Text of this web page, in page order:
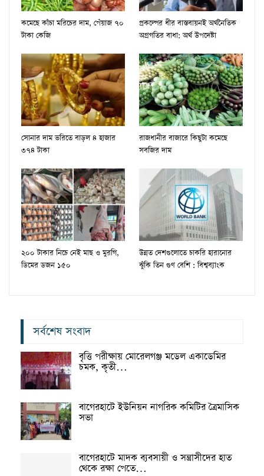
কমেছে কাঁচা মরিচের দাম, পেঁয়াজ ৭০
টাকা কেজি
প্রকল্পের ধীর বাস্তবায়নই অর্থনৈতিক
অগ্রগতির বাধা: অর্থ উপদেষ্টা
সোনার দাম ভ‌রি‌তে বাড়ল ৪ হাজার
৩৭৪ টাকা
রাজধানীর বাজারে কিছুটা কমেছে
সবজির দাম
২০০ টাকার নিচে নেই মাছ ও মুরগি,
ডিমের ডজন ১৫০
উন্নত দেশগুলোতে চাকরি হারানোর
ঝুঁকি তিন গুণ বেশি : বিশ্বব্যাংক
সর্বশেষ সংবাদ
বৃত্তি পরীক্ষায় মোরেলগঞ্জ মডেল একাডেমির
চমক, কৃতী…
বাগেরহাটে ইউনিয়ন নাগরিক কমিটির ত্রৈমাসিক
সভা
বাগেরহাটে মাদক ব্যবসায়ী ও সন্ত্রাসীদের হাত
থেকে রক্ষা পেতে…